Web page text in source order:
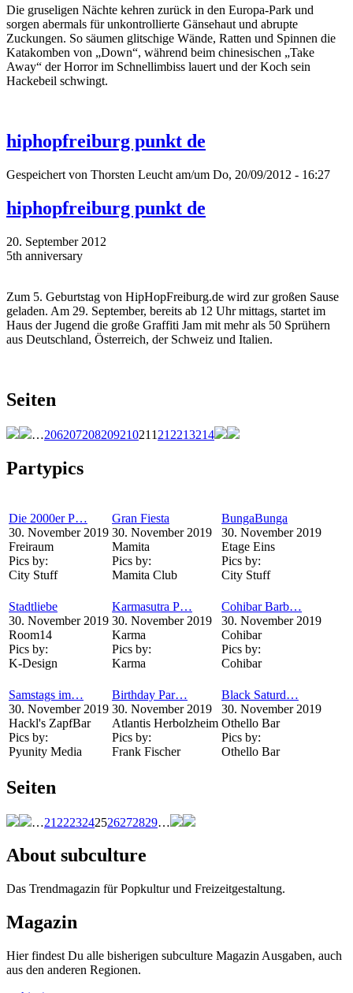
Die gruseligen Nächte kehren zurück in den Europa-Park und
sorgen abermals für unkontrollierte Gänsehaut und abrupte
Zuckungen. So säumen glitschige Wände, Ratten und Spinnen die
Katakomben von „Down“, während beim chinesischen „Take
Away“ der Horror im Schnellimbiss lauert und der Koch sein
Hackebeil schwingt.
hiphopfreiburg punkt de
Gespeichert von Thorsten Leucht am/um Do, 20/09/2012 - 16:27
hiphopfreiburg punkt de
20. September 2012
5th anniversary
Zum 5. Geburtstag von HipHopFreiburg.de wird zur großen Sause
geladen. Am 29. September, bereits ab 12 Uhr mittags, startet im
Haus der Jugend die große Graffiti Jam mit mehr als 50 Sprühern
aus Deutschland, Österreich, der Schweiz und Italien.
Seiten
…206207208209210211 212213214
Partypics
Die 2000er P…
30. November 2019
Freiraum
Pics by:
City Stuff
Gran Fiesta
30. November 2019
Mamita
Pics by:
Mamita Club
BungaBunga
30. November 2019
Etage Eins
Pics by:
City Stuff
Stadtliebe
30. November 2019
Room14
Pics by:
K-Design
Karmasutra P…
30. November 2019
Karma
Pics by:
Karma
Cohibar Barb…
30. November 2019
Cohibar
Pics by:
Cohibar
Samstags im…
30. November 2019
Hackl's ZapfBar
Pics by:
Pyunity Media
Birthday Par…
30. November 2019
Atlantis Herbolzheim
Pics by:
Frank Fischer
Black Saturd…
30. November 2019
Othello Bar
Pics by:
Othello Bar
Seiten
…21 2223242526272829…
About subculture
Das Trendmagazin für Popkultur und Freizeitgestaltung.
Magazin
Hier findest Du alle bisherigen subculture Magazin Ausgaben, auch
aus den anderen Regionen.